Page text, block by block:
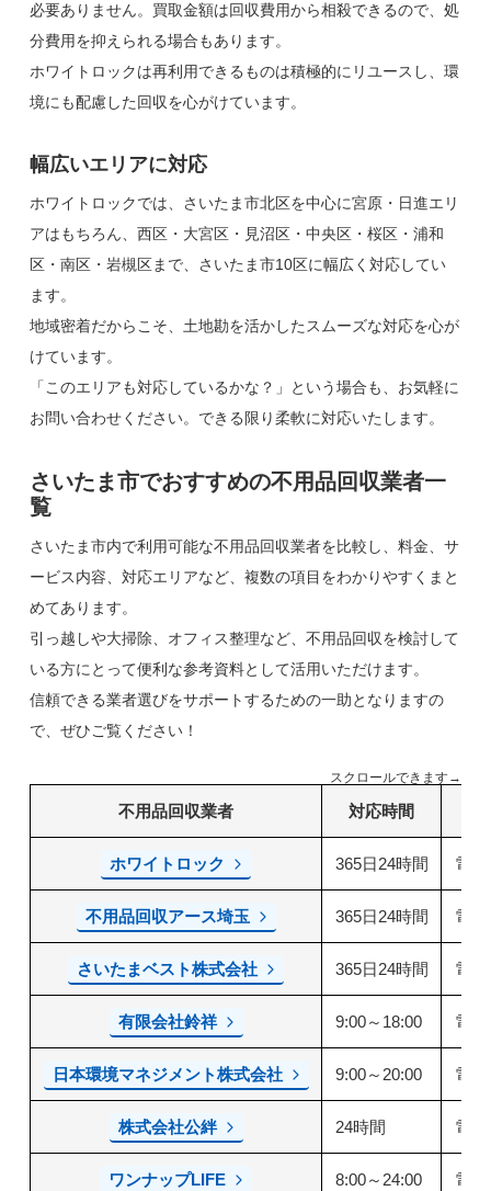
必要ありません。買取金額は回収費用から相殺できるので、処
分費用を抑えられる場合もあります。
ホワイトロックは再利用できるものは積極的にリユースし、環
境にも配慮した回収を心がけています。
幅広いエリアに対応
ホワイトロックでは、さいたま市北区を中心に宮原・日進エリ
アはもちろん、西区・大宮区・見沼区・中央区・桜区・浦和
区・南区・岩槻区まで、さいたま市10区に幅広く対応してい
ます。
地域密着だからこそ、土地勘を活かしたスムーズな対応を心が
けています。
「このエリアも対応しているかな？」という場合も、お気軽に
お問い合わせください。できる限り柔軟に対応いたします。
さいたま市でおすすめの不用品回収業者一
覧
さいたま市内で利用可能な不用品回収業者を比較し、料金、サ
ービス内容、対応エリアなど、複数の項目をわかりやすくまと
めてあります。
引っ越しや大掃除、オフィス整理など、不用品回収を検討して
いる方にとって便利な参考資料として活用いただけます。
信頼できる業者選びをサポートするための一助となりますの
で、ぜひご覧ください！
スクロールできます→
不用品回収業者 対応時間
ホワイトロック 365日24時間 電
不用品回収アース埼玉 365日24時間 電
さいたまベスト株式会社 365日24時間 電
有限会社鈴祥 9:00～18:00 電
日本環境マネジメント株式会社 9:00～20:00 電
株式会社公絆 24時間 電
ワンナップLIFE 8:00～24:00 電